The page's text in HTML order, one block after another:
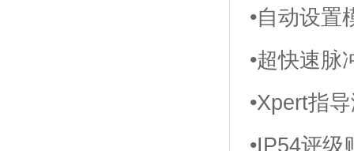
•自动设置
•超快速脉
•Xpert指
•IP54评级